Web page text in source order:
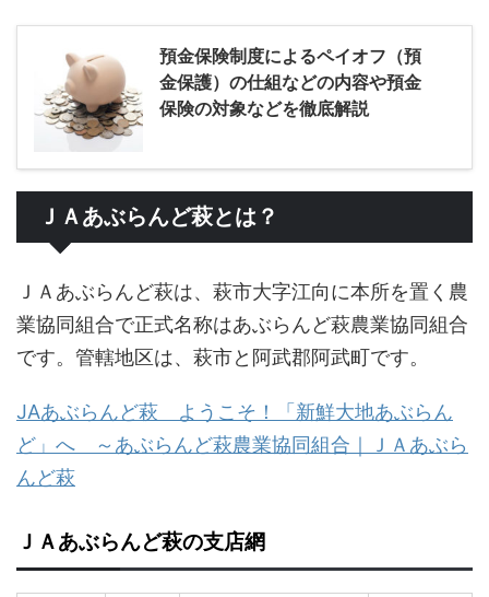
預金保険制度によるペイオフ（預
金保護）の仕組などの内容や預金
保険の対象などを徹底解説
ＪＡあぶらんど萩とは？
ＪＡあぶらんど萩は、萩市大字江向に本所を置く農
業協同組合で正式名称はあぶらんど萩農業協同組合
です。管轄地区は、萩市と阿武郡阿武町です。
JAあぶらんど萩 ようこそ！「新鮮大地あぶらん
ど」へ ～あぶらんど萩農業協同組合｜ＪＡあぶら
んど萩
ＪＡあぶらんど萩の支店網